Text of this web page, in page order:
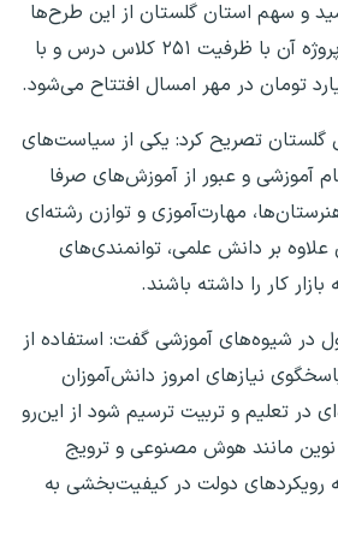
و سهم استان گلستان از این طرح‌ها
۱۵۶ پروژه است که ۵۵ پروژه آن با ظرفیت ۲۵۱ کلاس درس و با
گلستان تصریح کرد: یکی از سیاست‌های
آموزشی و عبور از آموزش‌های صرفا
مهارت‌آموزی و توازن رشته‌ای
بر دانش علمی، توانمندی‌های
کار را داشته باشند.
در شیوه‌های آموزشی گفت: استفاده از
نیازهای امروز دانش‌آموزان
در تعلیم و تربیت ترسیم شود از این‌رو
نوین مانند هوش مصنوعی و ترویج
رویکردهای دولت در کیفیت‌بخشی به